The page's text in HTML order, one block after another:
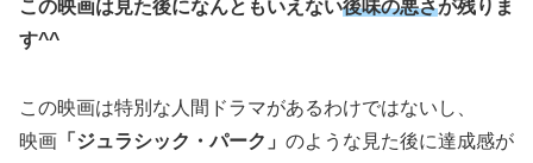
この映画は見た後になんともいえない後味の悪さが残りま
す^^
この映画は特別な人間ドラマがあるわけではないし、
映画 「ジュラシック・パーク」 のような見た後に達成感が